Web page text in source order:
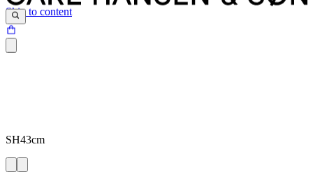
Skip to content
SH43cm